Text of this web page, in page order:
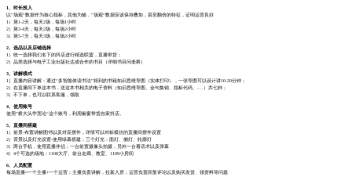
1、时长投入
以”场观“数据作为核心指标，其他为辅，”场观“数据应该保持叠加，甚至翻倍的特征，证明运营良好
1）第1-2天，每天2场，每场1小时
2）第3-4天，每天2场，每场2小时
3）第5-7天，每天3场，每场2小时
2、选品以及店铺选择
1）统一选择我们名下的抖店进行精选联盟，直播带货；
2）品类选择与电子工业出版社达成合作的书目（详细书目问老桥）
3、讲解模式
1）直播内容讲解：通过“多智能体读书法”得到的书籍知识思维导图（实体打印），一张导图可以设计讲10-20分钟；
2）在直播间下单这本书，送这本书相关的电子资料（知识思维导图、金句集锦、指标代码、....）共七种；
3）不下单，也可以联系客服，领取
4、使用账号
使用”桥大头学宽论“这个账号，利用橱窗带货自家抖店。
5、直播间搭建
1）前景-布置讲解图书以及对应摆件，详情可以对标模仿的直播间摆件设置
2）背景以及灯光设置-使用绿幕搭建，三个灯光：面灯、侧灯、轮廓灯
3）两台手机，使用直播伴侣；一台前置摄像头拍摄，另外一台看话术以及弹幕
4）4个可选的场地：1108大厅、前台走廊、教室、1109小房间
6、人员配置
每场直播=一个主播+一个运营；主播负责讲解，拉新入房；运营负责回复评论以及购买发货、领资料等问题